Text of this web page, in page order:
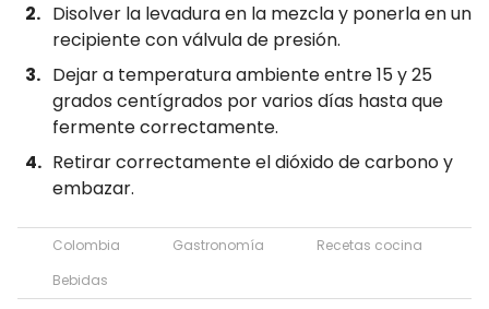
Disolver la levadura en la mezcla y ponerla en un
recipiente con válvula de presión.
Dejar a temperatura ambiente entre 15 y 25
grados centígrados por varios días hasta que
fermente correctamente.
Retirar correctamente el dióxido de carbono y
embazar.
Colombia Gastronomía
Recetas cocina
Bebidas